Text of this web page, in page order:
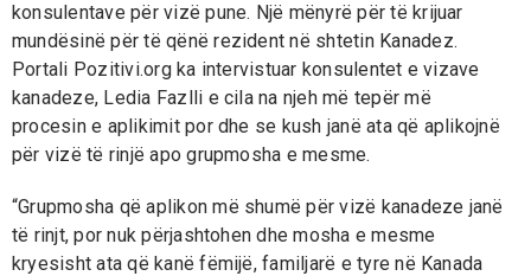
konsulentave për vizë pune. Një mënyrë për të krijuar
mundësinë për të qënë rezident në shtetin Kanadez.
Portali Pozitivi.org ka intervistuar konsulentet e vizave
kanadeze, Ledia Fazlli e cila na njeh më tepër më
procesin e aplikimit por dhe se kush janë ata që aplikojnë
për vizë të rinjë apo grupmosha e mesme.
“Grupmosha që aplikon më shumë për vizë kanadeze janë
të rinjt, por nuk përjashtohen dhe mosha e mesme
kryesisht ata që kanë fëmijë, familjarë e tyre në Kanada